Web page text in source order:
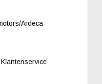
Ardeca-
Klantenservice